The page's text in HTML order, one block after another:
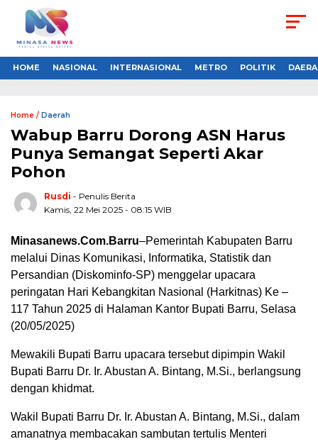
HOME NASIONAL INTERNASIONAL METRO POLITIK
Home / Daerah
Wabup Barru Dorong ASN Harus
Punya Semangat Seperti Akar
Pohon
Rusdi - Penulis Berita
Kamis, 22 Mei 2025 - 08:15 WIB
Minasanews.Com.Barru–Pemerintah Kabupaten Barru
melalui Dinas Komunikasi, Informatika, Statistik dan
Persandian (Diskominfo-SP) menggelar upacara
peringatan Hari Kebangkitan Nasional (Harkitnas) Ke –
117 Tahun 2025 di Halaman Kantor Bupati Barru, Selasa
(20/05/2025)
Mewakili Bupati Barru upacara tersebut dipimpin Wakil
Bupati Barru Dr. Ir. Abustan A. Bintang, M.Si., berlangsung
dengan khidmat.
Wakil Bupati Barru Dr. Ir. Abustan A. Bintang, M.Si., dalam
amanatnya membacakan sambutan tertulis Menteri